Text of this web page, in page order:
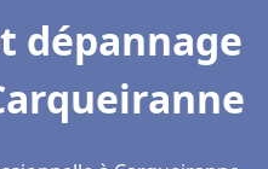
dépannage